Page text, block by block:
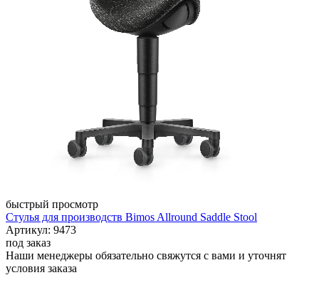
быстрый просмотр
Стулья для производств Bimos Allround Saddle Stool
Артикул: 9473
под заказ
Наши менеджеры обязательно свяжутся с вами и уточнят
условия заказа